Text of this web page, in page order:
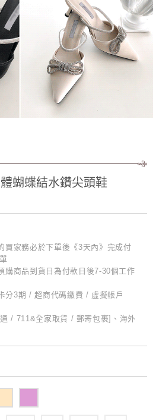
蝴蝶結水鑽尖頭鞋
買家務必於下單後《3天內》完成付
購商品到貨日為付款日後7-30個工作
分3期 / 超商代碼繳費 / 虛擬帳戶
/ 711&全家取貨 / 郵寄包裹]、海外